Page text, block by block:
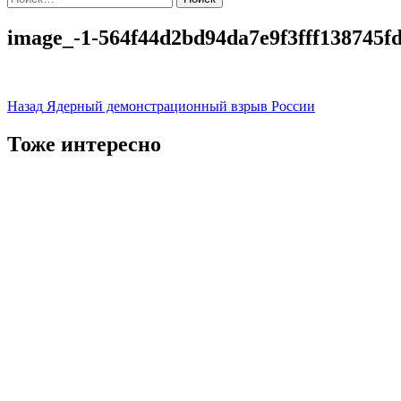
image_-1-
Навигация
записи
Назад Ядерный демонстрационный взрыв России
Тоже интересно